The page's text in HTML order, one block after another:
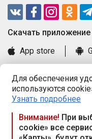
Для обеспечения
используются
Узнать подробнее
Внимание! При
cookie» все
Cкачать приложение
App store
Книга замечаний и
Правила и документы
Praca.by © 2000—2026,
Республика Беларусь,
117а, пом. № 9.